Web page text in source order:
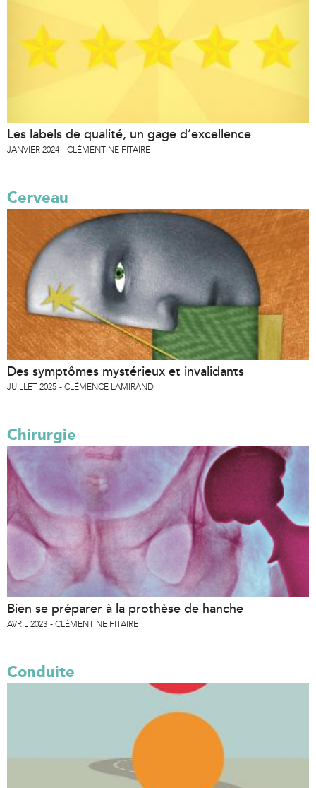
Les labels de qualité, un gage d’excellence
JANVIER 2024 CLÉMENTINE FITAIRE
Cerveau
Des symptômes mystérieux et invalidants
JUILLET 2025 CLÉMENCE LAMIRAND
Chirurgie
Bien se préparer à la prothèse de hanche
AVRIL 2023 CLÉMENTINE FITAIRE
Conduite